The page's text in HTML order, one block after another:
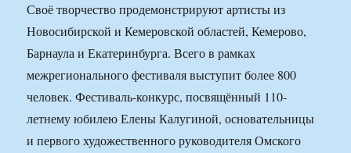
Своё творчество продемонстрируют артисты из
Новосибирской и Кемеровской областей, Кемерово,
Барнаула и Екатеринбурга. Всего в рамках
межрегионального фестиваля выступит более 800
человек. Фестиваль-конкурс, посвящённый 110-
летнему юбилею Елены Калугиной, основательницы
и первого художественного руководителя Омского